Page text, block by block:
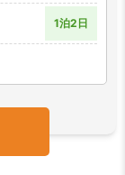
1泊2日